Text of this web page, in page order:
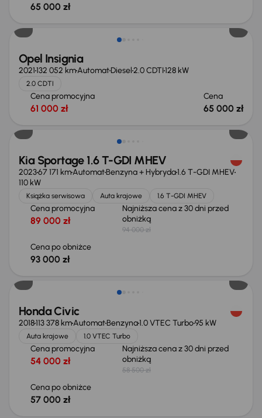
65 000 zł
Opel Insignia
2021132 052 kmAutomatDiesel2.0 CDTI128 kW
2.0 CDTI
Cena promocyjna
61 000 zł
Cena
65 000 zł
Taniej o 1 000 zł
Kia Sportage 1.6 T-GDI MHEV
202367 171 kmAutomatBenzyna + Hybryda1.6 T-GDI MHEV
110 kW
Książka serwisowa Auta krajowe 1.6 T-GDI MHEV
Cena promocyjna
89 000 zł
Najniższa cena z 30 dni przed
obniżką
94 000 zł
Cena po obniżce
93 000 zł
Honda Civic
2018113 378 kmAutomatBenzyna1.0 VTEC Turbo95 kW
Auta krajowe 1.0 VTEC Turbo
Cena promocyjna
54 000 zł
Najniższa cena z 30 dni przed
obniżką
58 500 zł
Cena po obniżce
57 000 zł
Taniej o 2 500 zł